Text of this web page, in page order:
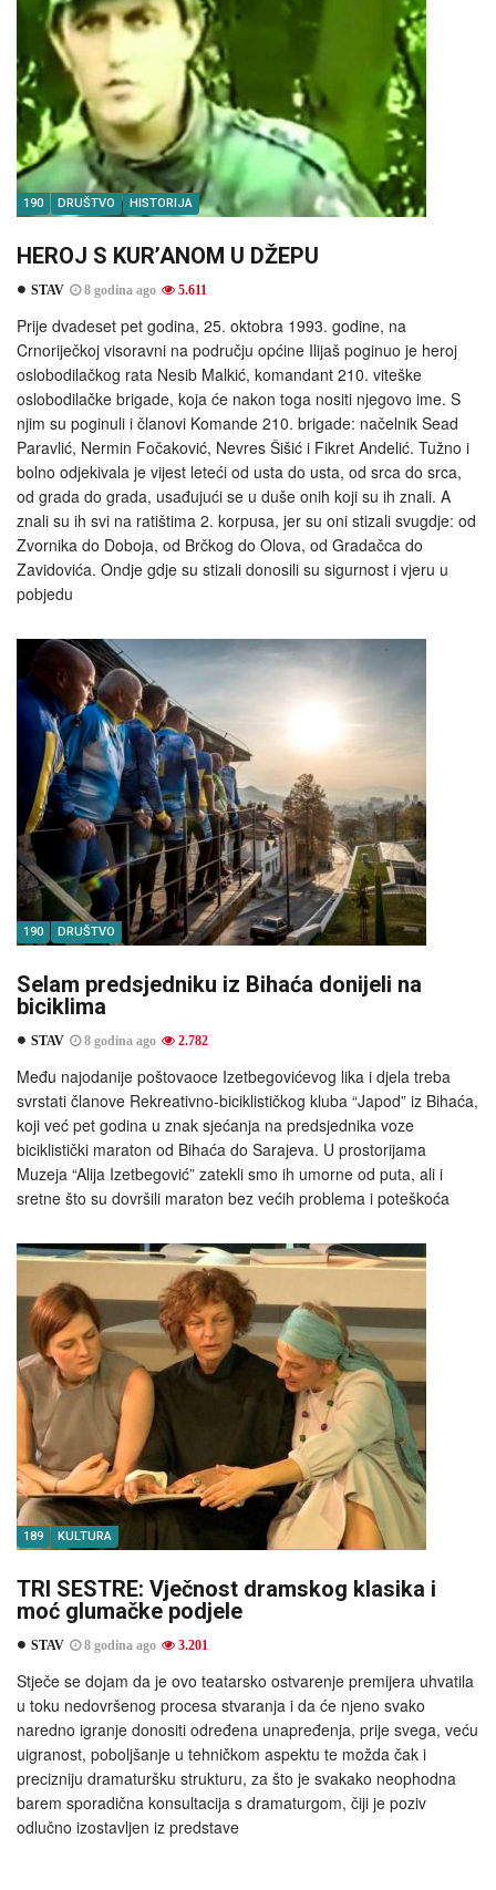
190 DRUŠTVO HISTORIJA
HEROJ S KUR’ANOM U DŽEPU
STAV 8 godina ago 5.611
Prije dvadeset pet godina, 25. oktobra 1993. godine, na
Crnoriječkoj visoravni na području općine Ilijaš poginuo je heroj
oslobodilačkog rata Nesib Malkić, komandant 210. viteške
oslobodilačke brigade, koja će nakon toga nositi njegovo ime. S
njim su poginuli i članovi Komande 210. brigade: načelnik Sead
Paravlić, Nermin Fočaković, Nevres Šišić i Fikret Andelić. Tužno i
bolno odjekivala je vijest leteći od usta do usta, od srca do srca,
od grada do grada, usađujući se u duše onih koji su ih znali. A
znali su ih svi na ratištima 2. korpusa, jer su oni stizali svugdje: od
Zvornika do Doboja, od Brčkog do Olova, od Gradačca do
Zavidovića. Ondje gdje su stizali donosili su sigurnost i vjeru u
pobjedu
190 DRUŠTVO
Selam predsjedniku iz Bihaća donijeli na
biciklima
STAV 8 godina ago 2.782
Među najodanije poštovaoce Izetbegovićevog lika i djela treba
svrstati članove Rekreativno-biciklističkog kluba “Japod” iz Bihaća,
koji već pet godina u znak sjećanja na predsjednika voze
biciklistički maraton od Bihaća do Sarajeva. U prostorijama
Muzeja “Alija Izetbegović” zatekli smo ih umorne od puta, ali i
sretne što su dovršili maraton bez većih problema i poteškoća
189 KULTURA
TRI SESTRE: Vječnost dramskog klasika i
moć glumačke podjele
STAV 8 godina ago 3.201
Stječe se dojam da je ovo teatarsko ostvarenje premijera uhvatila
u toku nedovršenog procesa stvaranja i da će njeno svako
naredno igranje donositi određena unapređenja, prije svega, veću
uigranost, poboljšanje u tehničkom aspektu te možda čak i
precizniju dramaturšku strukturu, za što je svakako neophodna
barem sporadična konsultacija s dramaturgom, čiji je poziv
odlučno izostavljen iz predstave